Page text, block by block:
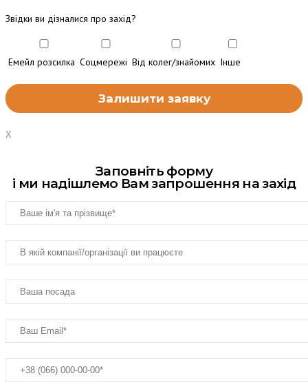
Звідки ви дізналися про захід?
Емейл розсилка Соцмережі Від колег/знайомих Інше
X
Заповніть форму
і ми надішлемо Вам запрошення на захід